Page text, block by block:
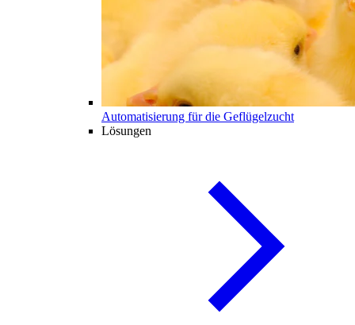
Automatisierung für die Geflügelzucht
Lösungen